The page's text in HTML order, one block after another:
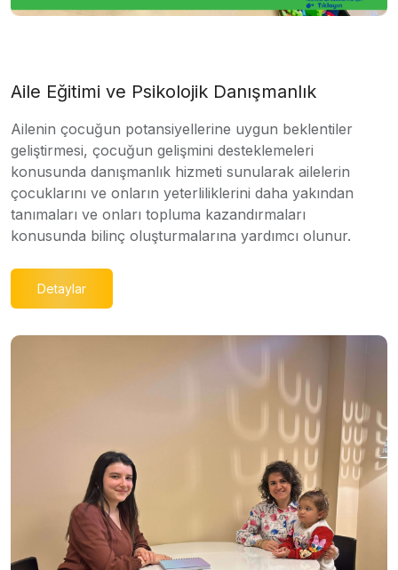
Aile Eğitimi ve Psikolojik Danışmanlık
Ailenin çocuğun potansiyellerine uygun beklentiler
geliştirmesi, çocuğun gelişmini desteklemeleri
konusunda danışmanlık hizmeti sunularak ailelerin
çocuklarını ve onların yeterliliklerini daha yakından
tanımaları ve onları topluma kazandırmaları
konusunda bilinç oluşturmalarına yardımcı olunur.
Detaylar